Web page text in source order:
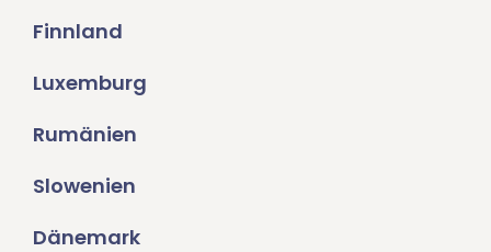
Finnland
Luxemburg
Rumänien
Slowenien
Dänemark